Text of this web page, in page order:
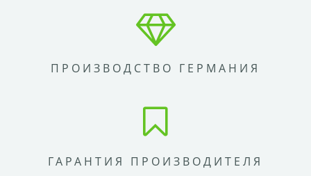
ПРОИЗВОДСТВО ГЕРМАНИЯ
ГАРАНТИЯ ПРОИЗВОДИТЕЛЯ